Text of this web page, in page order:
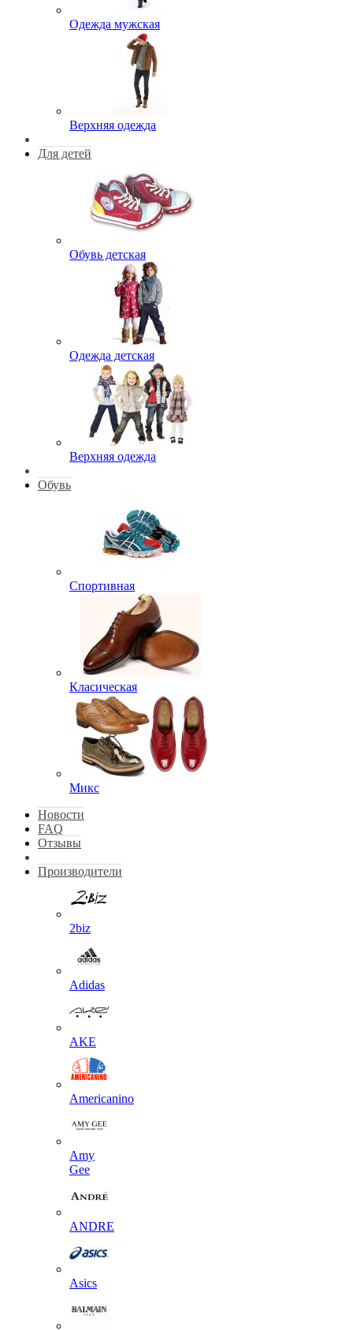
Одежда мужская
Верхняя одежда
Для детей
Обувь детская
Одежда детская
Верхняя одежда
Обувь
Спортивная
Класическая
Микс
Новости
FAQ
Отзывы
Производители
2biz
Adidas
AKE
Americanino
Amy
Gee
ANDRE
Asics